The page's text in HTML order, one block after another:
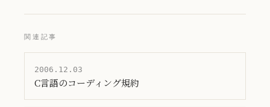
関連記事
2006.12.03
C言語のコーディング規約